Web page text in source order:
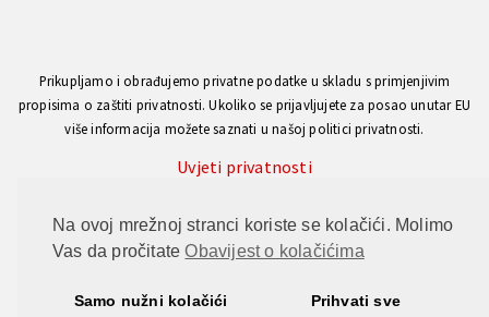
Na ovoj mrežnoj stranci koriste se kolačići. Molimo
Vas da pročitateObavijest o kolačićima
Samo nužni kolačići Prihvati sve
Prikupljamo i obrađujemo privatne podatke u skladu s primjenjivim
propisima o zaštiti privatnosti. Ukoliko se prijavljujete za posao unutar EU
više informacija možete saznati u našoj politici privatnosti.
Uvjeti privatnosti
Ova stranica je zaštićena uslugom reCAPTCHA, a primjenjuju se Google